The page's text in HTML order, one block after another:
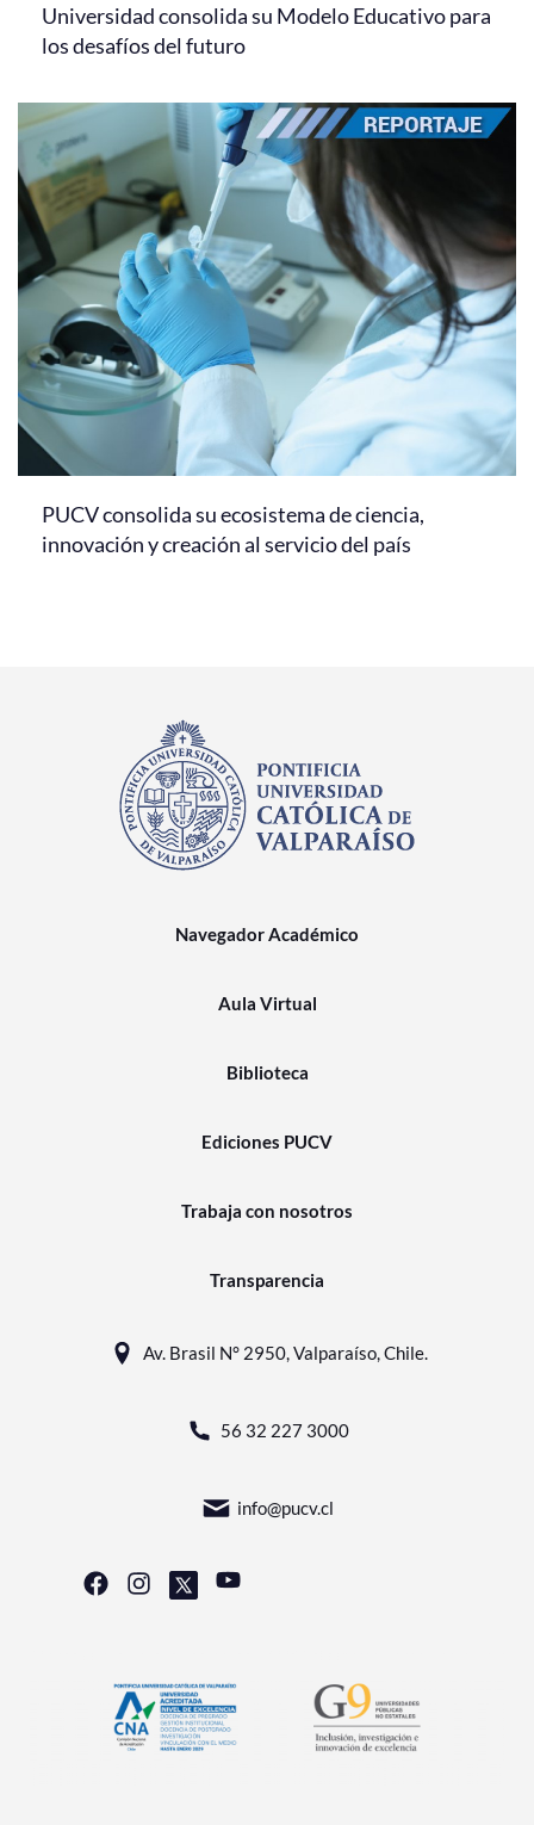
Universidad consolida su Modelo Educativo para
los desafíos del futuro
PUCV consolida su ecosistema de ciencia,
innovación y creación al servicio del país
Navegador Académico
Aula Virtual
Biblioteca
Ediciones PUCV
Trabaja con nosotros
Transparencia
Av. Brasil N° 2950, Valparaíso, Chile.
56 32 227 3000
info@pucv.cl